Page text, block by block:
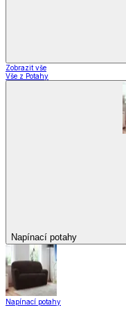
Zobrazit vše
Vše z Potahy
Napínací potahy
Napínací potahy